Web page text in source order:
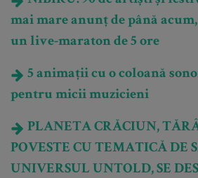
mai mare anunț de până
un live-maraton de 5 ore
5 animații cu o coloană
pentru micii muzicieni
PLANETA CRĂCIUN,
POVESTE CU TEMATICĂ DE
UNIVERSUL UNTOLD, SE